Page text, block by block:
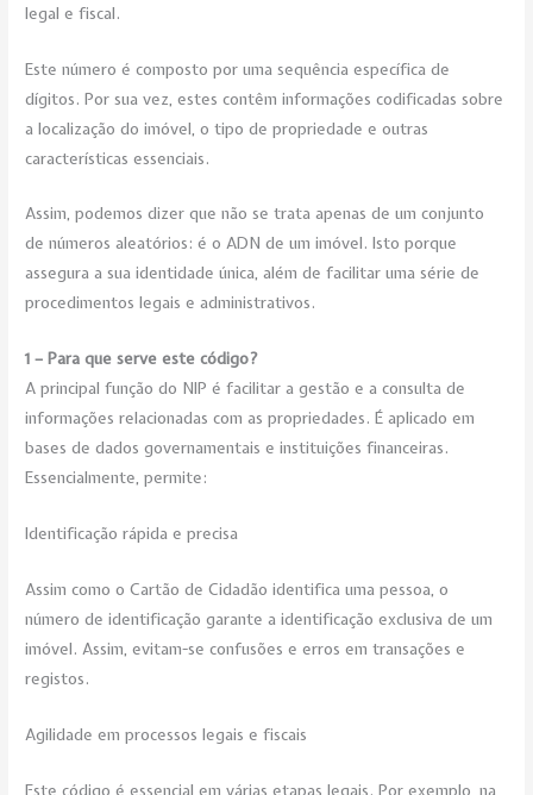
legal e fiscal.
Este número é composto por uma sequência específica de
dígitos. Por sua vez, estes contêm informações codificadas sobre
a localização do imóvel, o tipo de propriedade e outras
características essenciais.
Assim, podemos dizer que não se trata apenas de um conjunto
de números aleatórios: é o ADN de um imóvel. Isto porque
assegura a sua identidade única, além de facilitar uma série de
procedimentos legais e administrativos.
1 – Para que serve este código?
A principal função do NIP é facilitar a gestão e a consulta de
informações relacionadas com as propriedades. É aplicado em
bases de dados governamentais e instituições financeiras.
Essencialmente, permite:
Identificação rápida e precisa
Assim como o Cartão de Cidadão identifica uma pessoa, o
número de identificação garante a identificação exclusiva de um
imóvel. Assim, evitam-se confusões e erros em transações e
registos.
Agilidade em processos legais e fiscais
Este código é essencial em várias etapas legais. Por exemplo, na